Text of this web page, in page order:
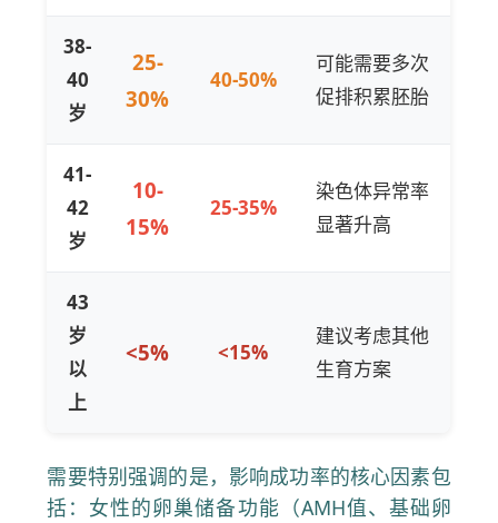
38-
40
岁
25-
30%
40-50%
可能需要多次
促排积累胚胎
41-
42
岁
10-
15%
25-35%
染色体异常率
显著升高
43
岁
以
上
<5% <15%
建议考虑其他
生育方案
需要特别强调的是，影响成功率的核心因素包
括：女性的卵巢储备功能（AMH值、基础卵